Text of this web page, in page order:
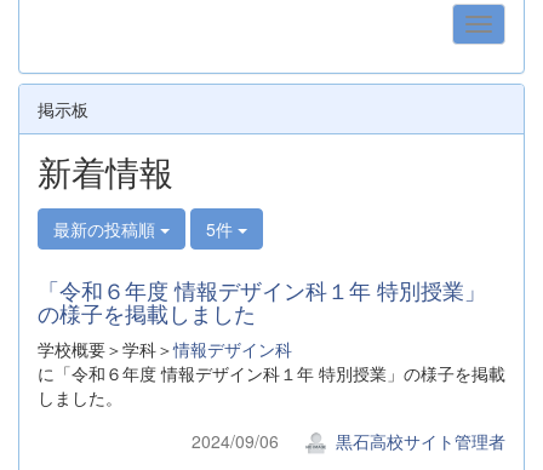
掲示板
新着情報
最新の投稿順 5件
「令和６年度 情報デザイン科１年 特別授業」
の様子を掲載しました
学校概要＞学科＞情報デザイン科
に「令和６年度 情報デザイン科１年 特別授業」の様子を掲載
しました。
2024/09/06
黒石高校サイト管理者